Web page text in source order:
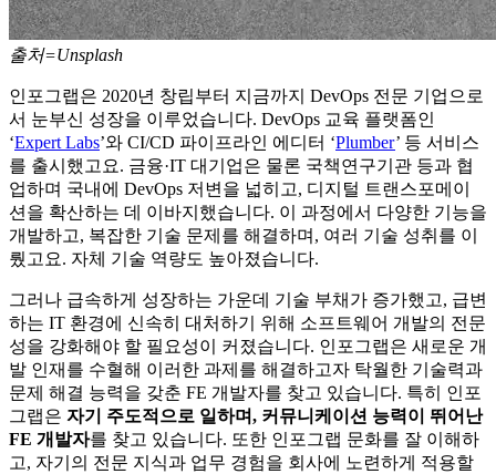
출처=Unsplash
인포그랩은 2020년 창립부터 지금까지 DevOps 전문 기업으로
서 눈부신 성장을 이루었습니다. DevOps 교육 플랫폼인
‘Expert Labs’와 CI/CD 파이프라인 에디터 ‘Plumber’ 등 서비스
를 출시했고요. 금융·IT 대기업은 물론 국책연구기관 등과 협
업하며 국내에 DevOps 저변을 넓히고, 디지털 트랜스포메이
션을 확산하는 데 이바지했습니다. 이 과정에서 다양한 기능을
개발하고, 복잡한 기술 문제를 해결하며, 여러 기술 성취를 이
뤘고요. 자체 기술 역량도 높아졌습니다.
그러나 급속하게 성장하는 가운데 기술 부채가 증가했고, 급변
하는 IT 환경에 신속히 대처하기 위해 소프트웨어 개발의 전문
성을 강화해야 할 필요성이 커졌습니다. 인포그랩은 새로운 개
발 인재를 수혈해 이러한 과제를 해결하고자 탁월한 기술력과
문제 해결 능력을 갖춘 FE 개발자를 찾고 있습니다. 특히 인포
그랩은 자기 주도적으로 일하며, 커뮤니케이션 능력이 뛰어난
FE 개발자를 찾고 있습니다. 또한 인포그랩 문화를 잘 이해하
고, 자기의 전문 지식과 업무 경험을 회사에 노련하게 적용할